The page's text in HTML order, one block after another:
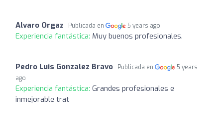
Alvaro Orgaz Publicada en 5 years ago
Experiencia fantástica: Muy buenos profesionales.
Pedro Luis Gonzalez Bravo Publicada en
5 years
ago
Experiencia fantástica: Grandes profesionales e
inmejorable trat